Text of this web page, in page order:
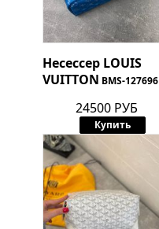
Несессер LOUIS
VUITTON BMS-127696
24500 РУБ
Купить